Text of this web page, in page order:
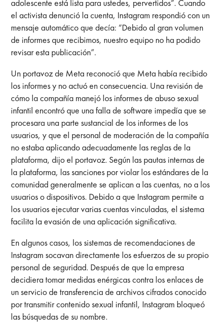
adolescente está lista para ustedes, pervertidos”. Cuando
el activista denunció la cuenta, Instagram respondió con un
mensaje automático que decía: “Debido al gran volumen
de informes que recibimos, nuestro equipo no ha podido
revisar esta publicación”.
Un portavoz de Meta reconoció que Meta había recibido
los informes y no actuó en consecuencia. Una revisión de
cómo la compañía manejó los informes de abuso sexual
infantil encontró que una falla de software impedía que se
procesara una parte sustancial de los informes de los
usuarios, y que el personal de moderación de la compañía
no estaba aplicando adecuadamente las reglas de la
plataforma, dijo el portavoz. Según las pautas internas de
la plataforma, las sanciones por violar los estándares de la
comunidad generalmente se aplican a las cuentas, no a los
usuarios o dispositivos. Debido a que Instagram permite a
los usuarios ejecutar varias cuentas vinculadas, el sistema
facilita la evasión de una aplicación significativa.
En algunos casos, los sistemas de recomendaciones de
Instagram socavan directamente los esfuerzos de su propio
personal de seguridad. Después de que la empresa
decidiera tomar medidas enérgicas contra los enlaces de
un servicio de transferencia de archivos cifrados conocido
por transmitir contenido sexual infantil, Instagram bloqueó
las búsquedas de su nombre.